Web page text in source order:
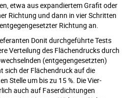
etwa aus expandiertem Grafit oder
Richtung und dann in vier Schritten
Richtung an.
Donit durchgeführte Tests
Verteilung des Flächendrucks durch
(entgegengesetzten)
sich der Flächendruck auf die
Stelle um bis zu 15 %. Die Vier-
auch auf Faserdichtungen